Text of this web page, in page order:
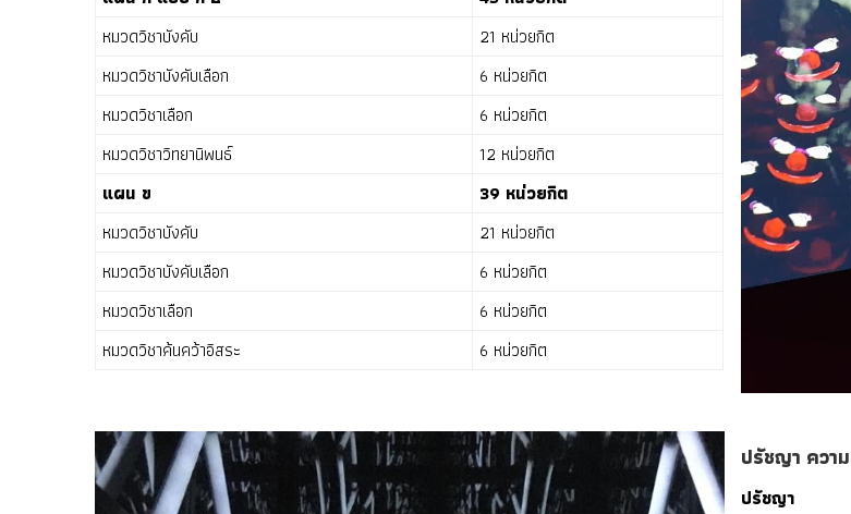
หมวดวิชาบังคับ
21 หน่วยกิต
หมวดวิชาบังคับเลือก
6 หน่วยกิต
หมวดวิชาเลือก
6 หน่วยกิต
หมวดวิชาวิทยานิพนธ์
12 หน่วยกิต
แผน ข
39 หน่วยกิต
หมวดวิชาบังคับ
21 หน่วยกิต
หมวดวิชาบังคับเลือก
6 หน่วยกิต
หมวดวิชาเลือก
6 หน่วยกิต
หมวดวิชาค้นคว้าอิสระ
6 หน่วยกิต
ปรัชญา ควา
ปรัชญา